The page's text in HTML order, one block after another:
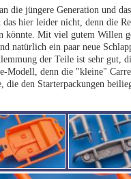
die jüngere Generation und
hier leider nicht, denn die
könnte. Mit viel gutem Willen
natürlich ein paar neue
der Teile ist sehr gut,
Modell, denn die "kleine"
die den Starterpackungen